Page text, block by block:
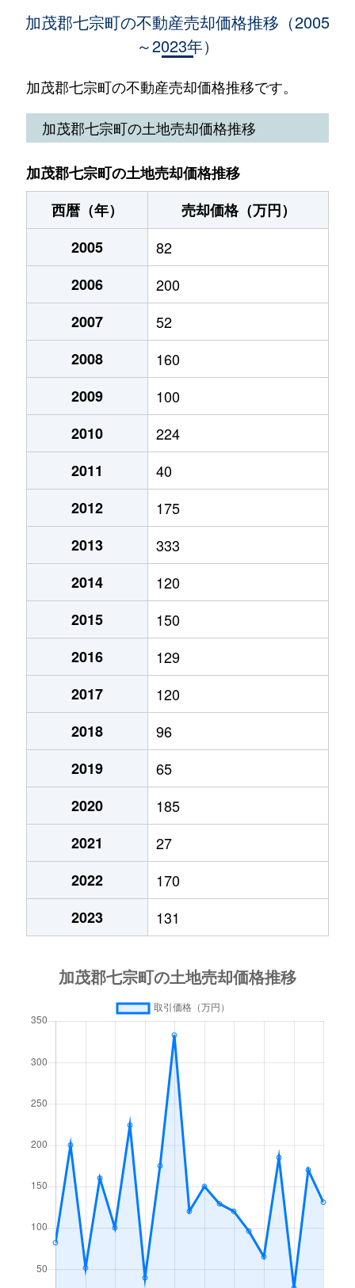
加茂郡七宗町の不動産売却価格推移（2005
～2023年）
加茂郡七宗町の不動産売却価格推移です。
加茂郡七宗町の土地売却価格推移
加茂郡七宗町の土地売却価格推移
西暦（年）
売却価格（万円）
2005
82
2006
200
2007
52
2008
160
2009
100
2010
224
2011
40
2012
175
2013
333
2014
120
2015
150
2016
129
2017
120
2018
96
2019
65
2020
185
2021
27
2022
170
2023
131